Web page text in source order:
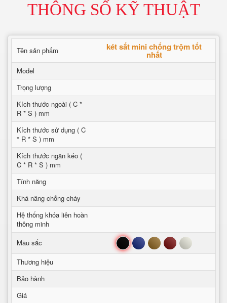
THÔNG SỐ KỸ THUẬT
Tên sản phẩm két sắt mini chống trộm tốt
nhất
Model
Trọng lượng
Kích thước ngoài ( C *
R * S ) mm
Kích thước sử dụng ( C
* R * S ) mm
Kích thước ngăn kéo (
C * R * S ) mm
Tính năng
Khả năng chống cháy
Hệ thống khóa liên hoàn
thông minh
Mầu sắc
Đen Xanh Nâu Đỏ Trắng
Thương hiệu
Bảo hành
Giá